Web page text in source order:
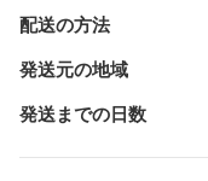
配送の方法
発送元の地域
発送までの日数